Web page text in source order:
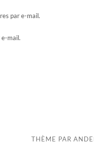
par e-mail.
mail.
THÈME PAR